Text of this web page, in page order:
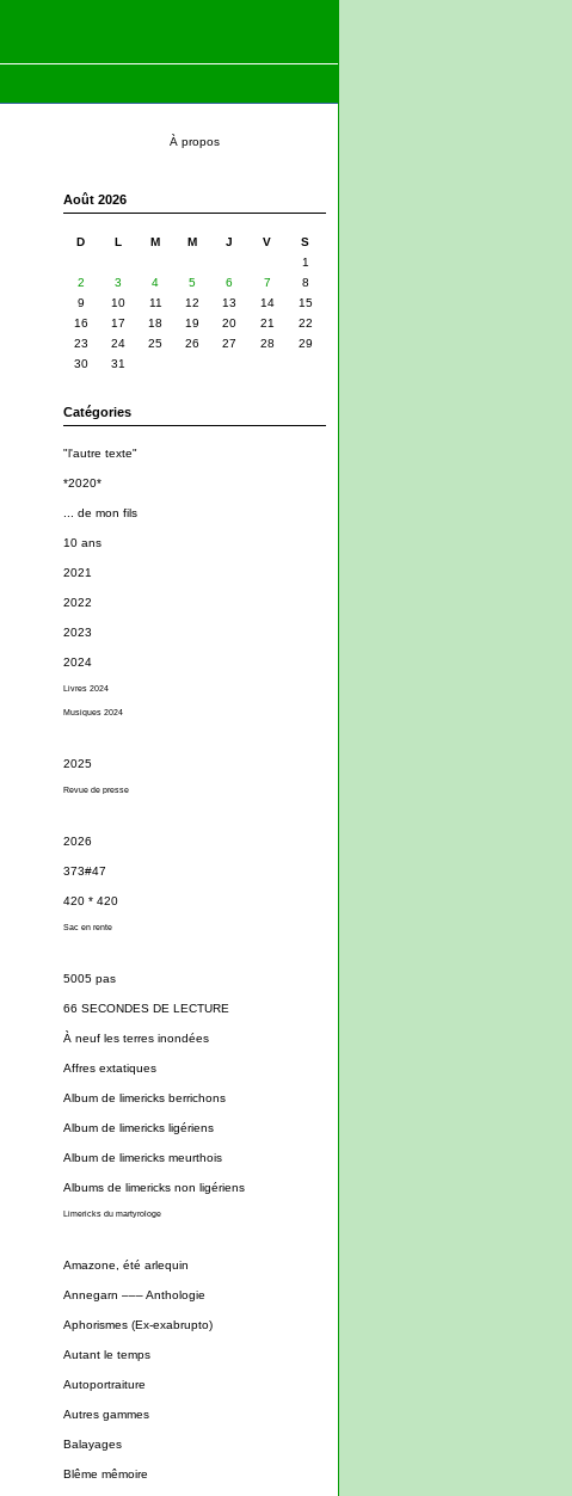
À propos
Août 2026
D L M M J V
S
1
2
3 4 5 6 7
8
9
10 11 12 13 14
15
16
17 18 19 20 21
22
23
24 25 26 27 28
29
30
31
Catégories
"l'autre texte"
*2020*
... de mon fils
10 ans
2021
2022
2023
2024
Livres 2024
Musiques 2024
2025
Revue de presse
2026
373#47
420 * 420
Sac en rente
5005 pas
66 SECONDES DE LECTURE
À neuf les terres inondées
Affres extatiques
Album de limericks berrichons
Album de limericks ligériens
Album de limericks meurthois
Albums de limericks non ligériens
Limericks du martyrologe
Amazone, été arlequin
Annegarn ––– Anthologie
Aphorismes (Ex-exabrupto)
Autant le temps
Autoportraiture
Autres gammes
Balayages
Blême mêmoire